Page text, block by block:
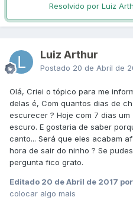
Resolvido por Luiz
Luiz Arthur
Postado 20 de Abril de
Olá, Criei o tópico para me
delas é, Com quantos dias de
escurecer ? Hoje com 7 dias
escuro. E gostaria de saber
canto... Será que eles acabam
hora de sair do ninho ? Se
pergunta fico grato.
Editado 20 de Abril de 2017
colocar algo mais